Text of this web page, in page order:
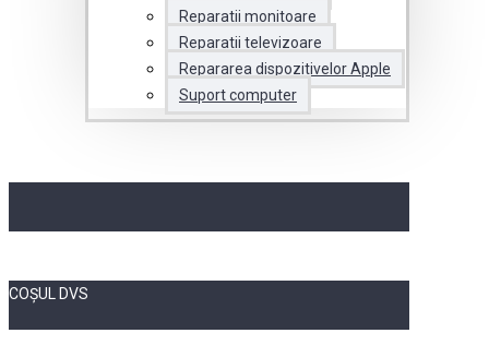
Reparatii monitoare
Reparatii televizoare
Repararea dispozitivelor Apple
Suport computer
COȘUL DVS